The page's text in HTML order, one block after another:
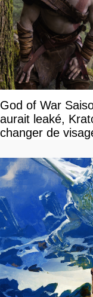
God of War
aurait leaké,
changer de